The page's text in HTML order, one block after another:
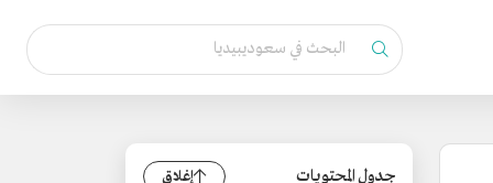
جدول المحتويات إغلاق